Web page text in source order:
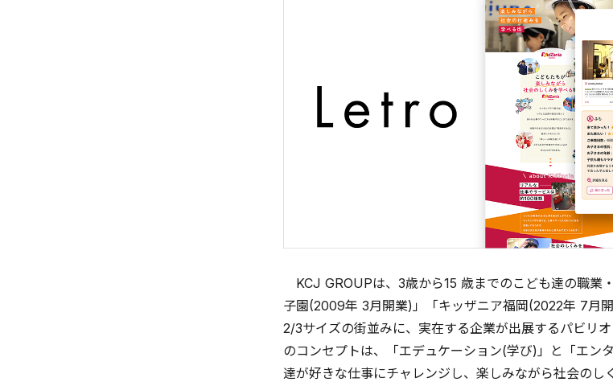
KCJ GROUPは、3歳から15 歳までのこども達の職業
子園(2009年 3月開業)」「キッザニア福岡(2022年 7月
2/3サイズの街並みに、実在する企業が出展するパビリ
のコンセプトは、「エデュケーション(学び)」と「エン
達が好きな仕事にチャレンジし、楽しみながら社会のし